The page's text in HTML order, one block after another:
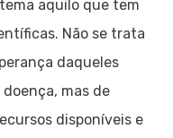
aquilo que tem
Não se trata
daqueles
mas de
disponíveis e